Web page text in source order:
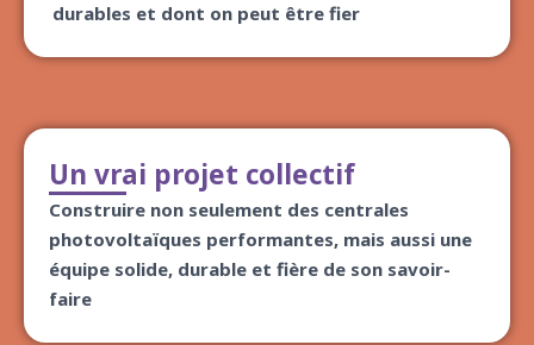
durables et dont on peut être fier
Un vrai projet collectif
Construire non seulement des centrales
photovoltaïques performantes, mais aussi une
équipe solide, durable et fière de son savoir-
faire